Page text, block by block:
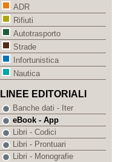
ADR
Rifiuti
Autotrasporto
Strade
Infortunistica
Nautica
LINEE EDITORIALI
Banche dati - Iter
eBook - App
Libri - Codici
Libri - Prontuari
Libri - Monografie